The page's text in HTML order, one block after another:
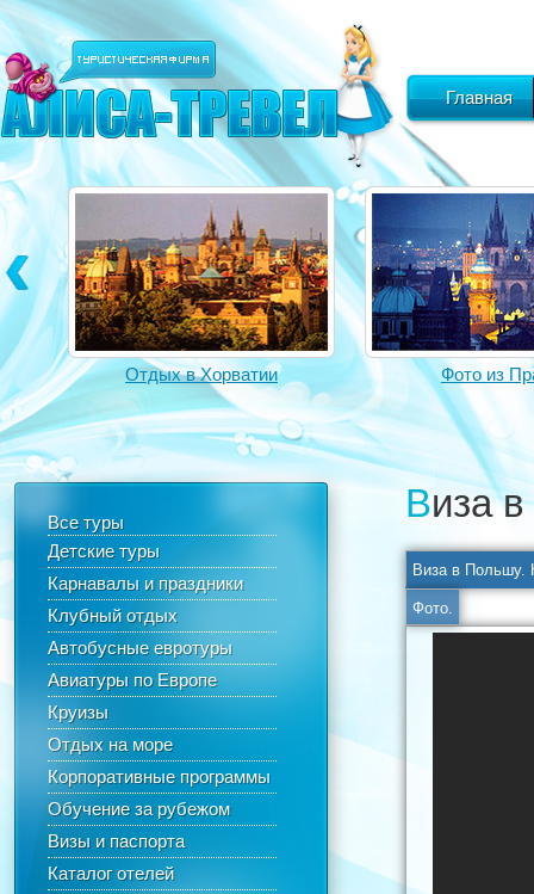
Главная
Отдых в Хорватии Фото из
Все туры
Детские туры
Карнавалы и праздники
Клубный отдых
Автобусные евротуры
Авиатуры по Европе
Круизы
Отдых на море
Корпоративные программы
Обучение за рубежом
Визы и паспорта
Каталог отелей
Виза
Фото.